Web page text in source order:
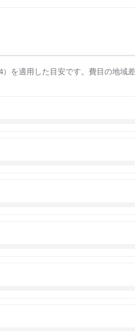
）を適用した目安です。費目の地域